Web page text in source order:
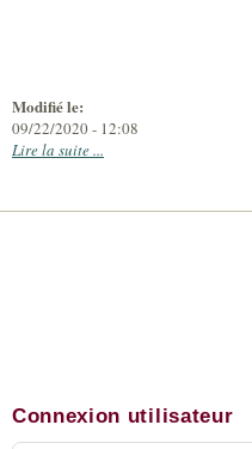
Modifié le:
09/22/2020 - 12:08
Lire la suite ...
Connexion utilisateur